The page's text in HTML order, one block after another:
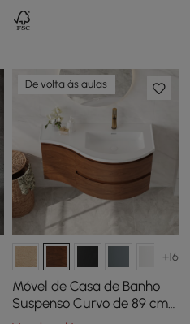
De volta às aulas
+16
Móvel de Casa de Banho
Suspenso Curvo de 89 cm
com Lavatório e